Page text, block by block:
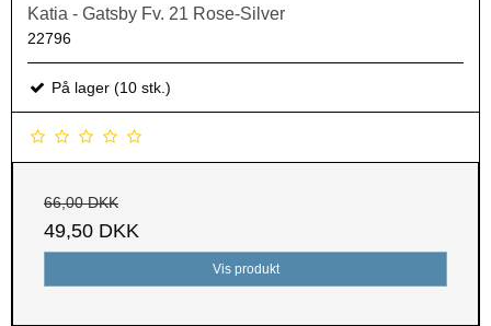
Katia - Gatsby Fv. 21 Rose-Silver
22796
På lager (10 stk.)
66,00 DKK
49,50 DKK
Vis produkt